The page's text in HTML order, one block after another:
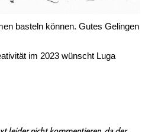
basteln können. Gutes Gelingen
im 2023 wünscht Luga